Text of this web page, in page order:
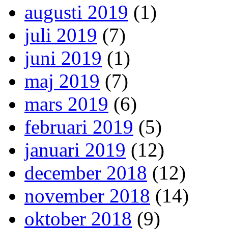
augusti 2019 (1)
juli 2019 (7)
juni 2019 (1)
maj 2019 (7)
mars 2019 (6)
februari 2019 (5)
januari 2019 (12)
december 2018 (12)
november 2018 (14)
oktober 2018 (9)